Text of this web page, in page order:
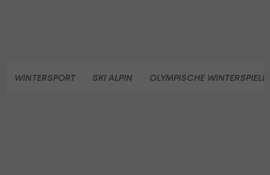
WINTERSPORT SKI ALPIN OLYMPISCHE WINTERSPIELE